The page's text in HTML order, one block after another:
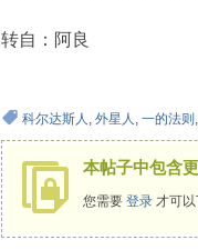
转自：阿良
科尔达斯人 ,外星人 ,一的法则 ,
本帖子中包含
您需要登录 才可